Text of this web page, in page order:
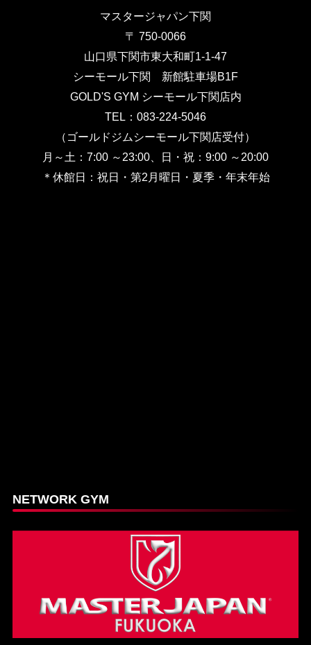
マスタージャパン下関
〒 750-0066
山口県下関市東大和町1-1-47
シーモール下関 新館駐車場B1F
GOLD'S GYM シーモール下関店内
TEL：083-224-5046
（ゴールドジムシーモール下関店受付）
月～土：7:00 ～23:00、日・祝：9:00 ～20:00
＊休館日：祝日・第2月曜日・夏季・年末年始
NETWORK GYM